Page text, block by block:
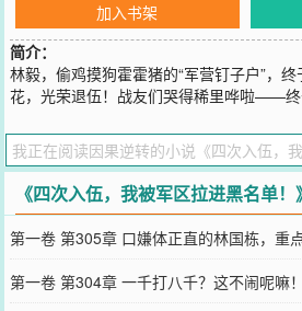
加入书架
简介：
林毅，偷鸡摸狗霍霍猪的“军营钉子户”，
花，光荣退伍！战友们哭得稀里哗啦——
炊事班的鸡，吓跑过养殖场的猪，三次入
当成了“终身职业。”如今他终于滚蛋了！
自由了！下一秒，脑海炸响：【叮！系统
伍申请表。】林毅：？？？我刚退伍仨小
门，老爹一拍桌子：“明天相亲！李家姑娘
敢说个不字试试？”一边是逼他回部队的系
亲爹。林毅深吸一口气，放下筷子，露出
容。“爸，爷爷，我决定了，我要第四次入伍
《四次入伍，我被军区拉进黑名单
第一卷 第305章 口嫌体正直的林国栋，重
第一卷 第304章 一千打八千？这不闹呢嘛！